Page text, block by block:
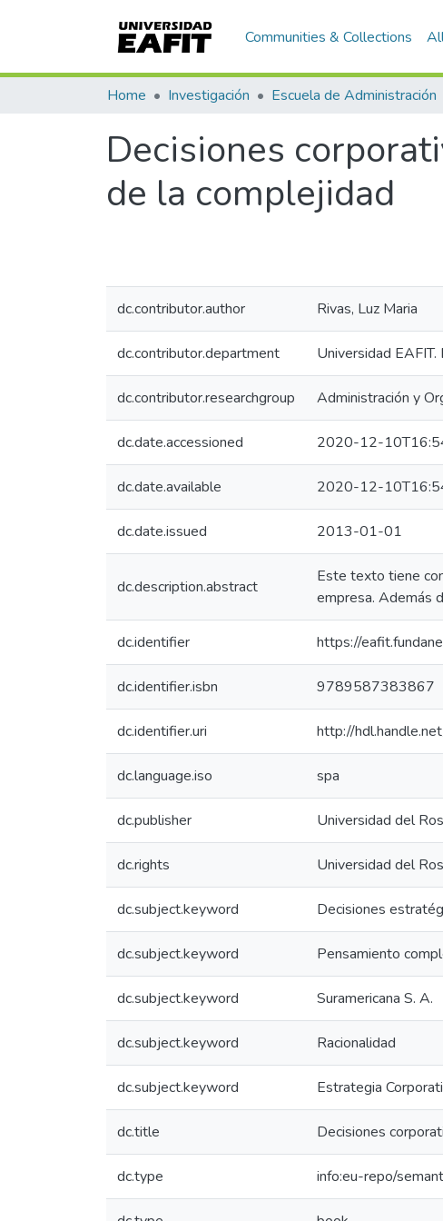
Communities & Collections
Home Investigación Escuela de Administración
Decisiones
de la complejidad
dc.contributor.author Rivas, Luz Maria
dc.contributor.department Universidad
dc.contributor.researchgroup Administración y
dc.date.accessioned 2020-12-
dc.date.available 2020-12-
dc.date.issued 2013-01-01
dc.description.abstract
Este texto tiene
empresa. Además
dc.identifier https://
dc.identifier.isbn 9789587383867
dc.identifier.uri http://
dc.language.iso spa
dc.publisher Universidad del
dc.rights Universidad del
dc.subject.keyword Decisiones
dc.subject.keyword Pensamiento
dc.subject.keyword Suramericana S. A.
dc.subject.keyword Racionalidad
dc.subject.keyword Estrategia
dc.title Decisiones
dc.type info:eu-repo/